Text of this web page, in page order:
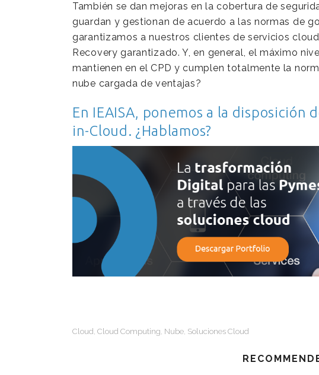
También se dan mejoras en la cobertura de
guardan y gestionan de acuerdo a las normas de
garantizamos a nuestros clientes de servicios
Recovery garantizado. Y, en general, el máximo
mantienen en el CPD y cumplen totalmente la
nube cargada de ventajas?
En IEAISA, ponemos a la
in-Cloud. ¿Hablamos?
Cloud Cloud Computing Nube Soluciones Cloud